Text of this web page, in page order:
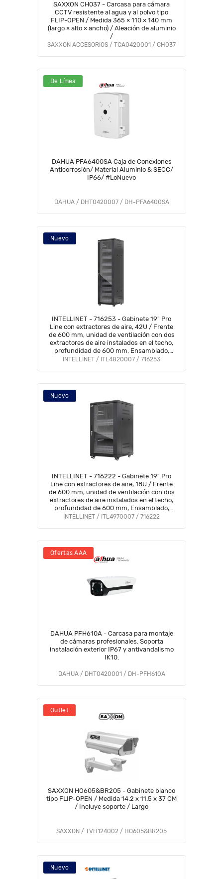
SAXXON CH037 - Carcasa para cámara
CCTV resistente al agua y al polvo tipo
FLIP-OPEN / Medida 365 × 110 × 140 mm
(largo × alto × ancho) / Aleación de aluminio
/
SAXXON ACCESORIOS / TCA0420001 / CH037
De Línea
DAHUA PFA6400SA Caja de Conexiones
Anticorrosión/ Material Aluminio & SECC/
IP66/ #LoNuevo
DAHUA / DHT0420007 / DH-PFA6400SA
Nuevo
INTELLINET - 716253 - Gabinete 19" Pro
Line con extractores de aire, 42U / Frente
de 600 mm, unidad de ventilación con dos
extractores de aire instalados en el techo,
profundidad de 600 mm, Ensamblado,
negro RAL 9004
INTELLINET / ITL4820007 / 716253
Nuevo
INTELLINET - 716222 - Gabinete 19" Pro
Line con extractores de aire, 18U / Frente
de 600 mm, unidad de ventilación con dos
extractores de aire instalados en el techo,
profundidad de 600 mm, Ensamblado,
negro RAL 9004
INTELLINET / ITL4970007 / 716222
Ofertas AAA
DAHUA PFH610A - Carcasa para montaje
de cámaras profesionales. Soporta
instalación exterior IP67 y antivandalismo
IK10.
DAHUA / DHT0420001 / DH-PFH610A
Outlet
SAXXON HO605&BR205 - Gabinete blanco
tipo FLIP-OPEN / Medida 14.2 x 11.5 x 37 CM
/ Incluye soporte / Largo
SAXXON / TVH124002 / HO605&BR205
Nuevo